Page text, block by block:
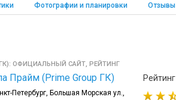
Фотографии и планировки Отзывы
ГК): ОФИЦИАЛЬНЫЙ САЙТ, РЕЙТИНГ
Прайм (Prime Group ГК)
Петербург, Большая Морская ул.,
Рейтинг